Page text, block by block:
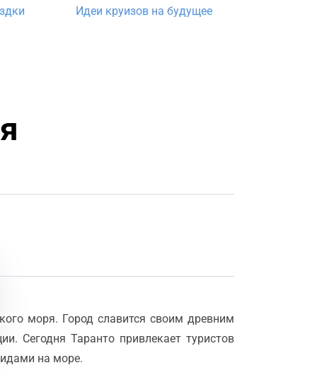
Идеи круизов на будущее
моря. Город славится своим древним
Сегодня Таранто привлекает туристов
на море.